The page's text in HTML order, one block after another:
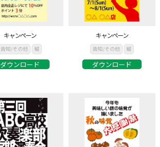
キャンペーン
告知/その他 縦
ダウンロード
キャンペーン
告知/その他 縦
ダウンロード